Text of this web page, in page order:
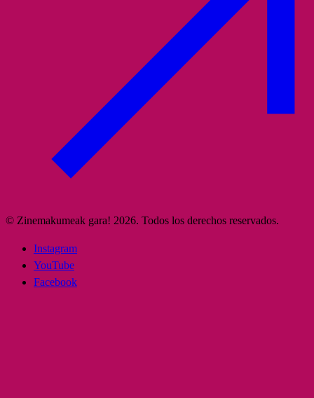
© Zinemakumeak gara! 2026. Todos los derechos reservados.
Instagram
YouTube
Facebook